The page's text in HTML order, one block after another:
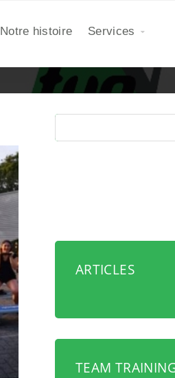
Notre histoire Services
ARTICLES
TEAM